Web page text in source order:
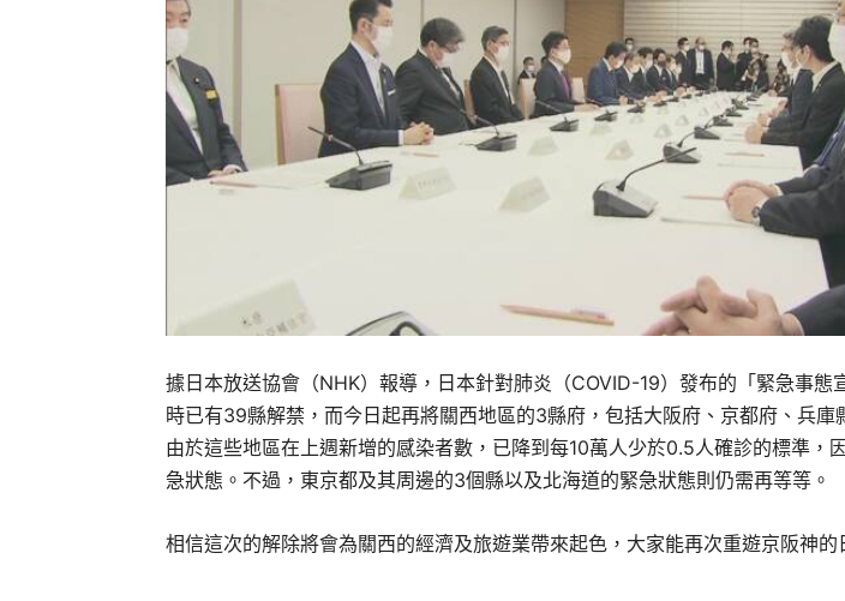
據日本放送協會（NHK）報導，日本針對肺炎（COVID-19）發布的「緊急事態
時已有39縣解禁，而今日起再將關西地區的3縣府，包括大阪府、京都府、兵庫
由於這些地區在上週新增的感染者數，已降到每10萬人少於0.5人確診的標準，
急狀態。不過，東京都及其周邊的3個縣以及北海道的緊急狀態則仍需再等等。
相信這次的解除將會為關西的經濟及旅遊業帶來起色，大家能再次重遊京阪神的